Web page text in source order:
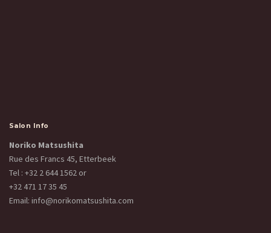
Salon Info
Noriko Matsushita
Rue des Francs 45, Etterbeek
Tel : +32 2 644 1562 or
+32 471 17 35 45
Email: info@norikomatsushita.com